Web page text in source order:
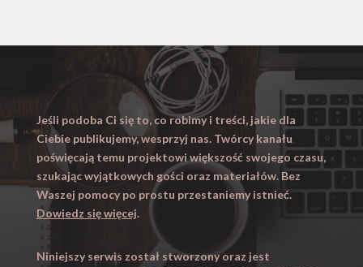
Jeśli podoba Ci się to, co robimy i treści, jakie dla
Ciebie publikujemy, wesprzyj nas. Twórcy kanału
poświęcają temu projektowi większość swojego czasu,
szukając wyjątkowych gości oraz materiałów. Bez
Waszej pomocy po prostu przestaniemy istnieć.
Dowiedz się więcej.
Niniejszy serwis został stworzony oraz jest